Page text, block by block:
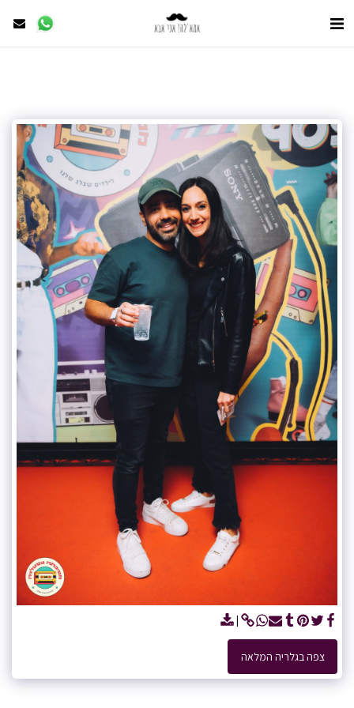
צפה בגלריה המלאה